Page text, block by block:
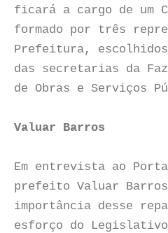
ficará a cargo de um
formado por três
Prefeitura,
das secretarias da
de Obras e Serviços
Valuar Barros
Em entrevista ao
prefeito Valuar
importância desse
esforço do Legislativo